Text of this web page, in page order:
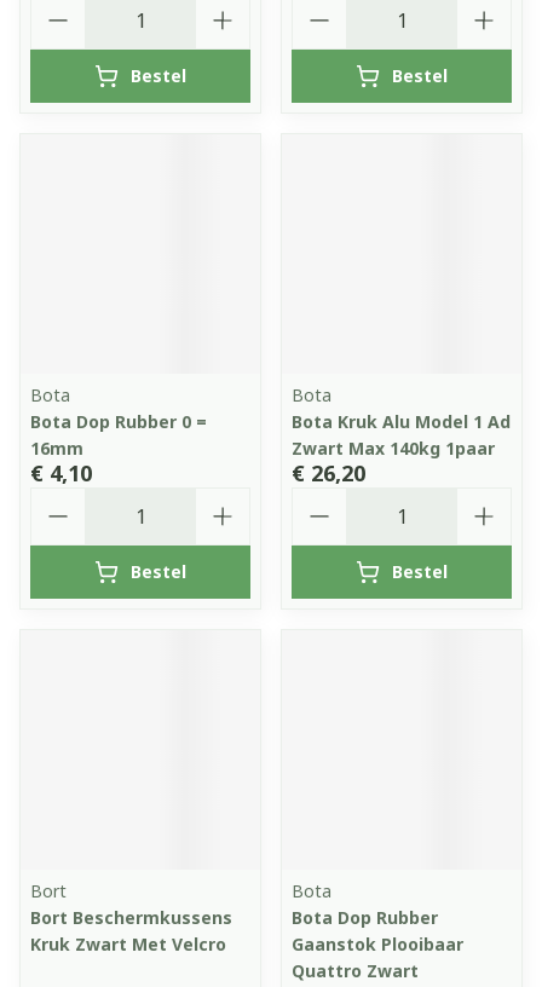
Bestel Bestel
Bota
Bota Dop Rubber 0 =
16mm
€ 4,10
Bestel
Bota
Bota Kruk Alu Model 1 Ad
Zwart Max 140kg 1paar
€ 26,20
Bestel
Bort
Bort Beschermkussens
Kruk Zwart Met Velcro
Bota
Bota Dop Rubber
Gaanstok Plooibaar
Quattro Zwart